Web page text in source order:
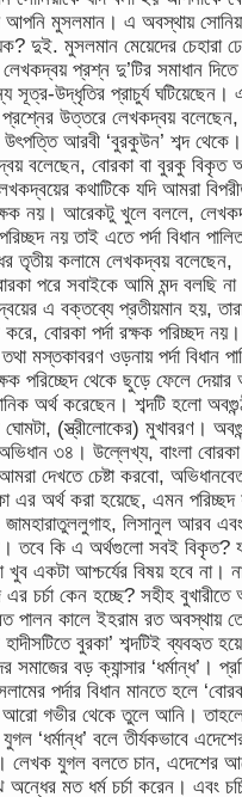
আপনি মুসলমান। এ অবস্থায়
দুই. মুসলমান মেয়েদের চেহারা
প্রশ্ন দু’টির সমাধান
সূত্র-উদ্ধৃতির প্রাচুর্য ঘটিয়েছেন।
উত্তরে লেখকদ্বয় বলেছেন,
উৎপত্তি আরবী ‘বুরকুউন’ শব্দ
বলেছেন, বোরকা বা বুরকু বিকৃত
কথাটিকে যদি আমরা
নয়। আরেকটু খুলে বললে,
নয় তাই এতে পর্দা বিধান
তৃতীয় কলামে লেখকদ্বয় বলেছেন,
পরে সবাইকে আমি মন্দ বলছি
এ বক্তব্যে প্রতীয়মান হয়,
করে, বোরকা পর্দা রক্ষক পরিচ্ছদ নয়।
তথা মস্তকাবরণ ওড়নায় পর্দা বিধান
পরিচ্ছেদ থেকে ছুড়ে ফেলে
অর্থ করেছেন। শব্দটি হলো
ঘোমটা, (স্ত্রীলোকের) মুখাবরণ।
অভিধান ৩৪। উল্লেখ্য, বাংলা
দেখতে চেষ্টা করবো,
এর অর্থ করা হয়েছে, এমন পরিচ্ছদ
জামহারাতুললুগাহ, লিসানুল আরব
তবে কি এ অর্থগুলো সবই বিকৃত?
খুব একটা আশ্চর্যের বিষয় হবে না।
এর চর্চা কেন হচ্ছে? সহীহ
পালন কালে ইহরাম রত অবস্থায়
হাদীসটিতে বুরকা’ শব্দটিই ব্যবহৃত
সমাজের বড় ক্যান্সার ‘ধর্মান্ধ’।
পর্দার বিধান মানতে হলে
আরো গভীর থেকে তুলে আনি।
‘ধর্মান্ধ’ বলে তীর্যকভাবে
লেখক যুগল বলতে চান, এদেশের
অন্ধের মত ধর্ম চর্চা করেন। এবং